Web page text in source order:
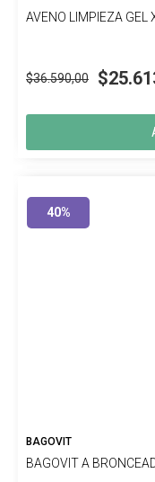
AVENO LIMPIEZA GEL
$36.590,00
40%
BAGOVIT
BAGOVIT A